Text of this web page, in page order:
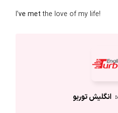
I’ve metthe love of my life!
انگلیش‌ توربو